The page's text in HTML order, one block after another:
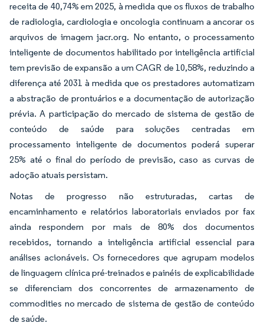
receita de 40,74% em 2025, à medida que os fluxos de trabalho
de radiologia, cardiologia e oncologia continuam a ancorar os
arquivos de imagem jacr.org. No entanto, o processamento
inteligente de documentos habilitado por inteligência artificial
tem previsão de expansão a um CAGR de 10,58%, reduzindo a
diferença até 2031 à medida que os prestadores automatizam
a abstração de prontuários e a documentação de autorização
prévia. A participação do mercado de sistema de gestão de
conteúdo de saúde para soluções centradas em
processamento inteligente de documentos poderá superar
25% até o final do período de previsão, caso as curvas de
adoção atuais persistam.
Notas de progresso não estruturadas, cartas de
encaminhamento e relatórios laboratoriais enviados por fax
ainda respondem por mais de 80% dos documentos
recebidos, tornando a inteligência artificial essencial para
análises acionáveis. Os fornecedores que agrupam modelos
de linguagem clínica pré-treinados e painéis de explicabilidade
se diferenciam dos concorrentes de armazenamento de
commodities no mercado de sistema de gestão de conteúdo
de saúde.